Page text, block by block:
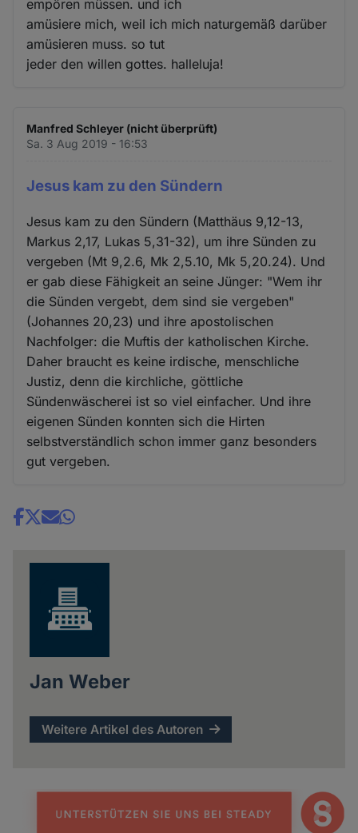
empören müssen. und ich
amüsiere mich, weil ich mich naturgemäß darüber
amüsieren muss. so tut
jeder den willen gottes. halleluja!
Manfred Schleyer (nicht überprüft)
Sa. 3 Aug 2019 - 16:53
Jesus kam zu den Sündern
Jesus kam zu den Sündern (Matthäus 9,12-13,
Markus 2,17, Lukas 5,31-32), um ihre Sünden zu
vergeben (Mt 9,2.6, Mk 2,5.10, Mk 5,20.24). Und
er gab diese Fähigkeit an seine Jünger: "Wem ihr
die Sünden vergebt, dem sind sie vergeben"
(Johannes 20,23) und ihre apostolischen
Nachfolger: die Muftis der katholischen Kirche.
Daher braucht es keine irdische, menschliche
Justiz, denn die kirchliche, göttliche
Sündenwäscherei ist so viel einfacher. Und ihre
eigenen Sünden konnten sich die Hirten
selbstverständlich schon immer ganz besonders
gut vergeben.
Share
Jan Weber
Weitere Artikel des Autoren